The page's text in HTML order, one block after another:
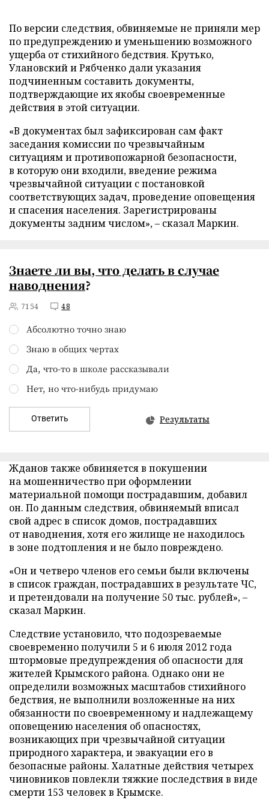
По версии следствия, обвиняемые не приняли мер
по предупреждению и уменьшению возможного
ущерба от стихийного бедствия. Крутько,
Улановский и Рябченко дали указания
подчиненным составить документы,
подтверждающие их якобы своевременные
действия в этой ситуации.
«В документах был зафиксирован сам факт
заседания комиссии по чрезвычайным
ситуациям и противопожарной безопасности,
в которую они входили, введение режима
чрезвычайной ситуации с постановкой
соответствующих задач, проведение оповещения
и спасения населения. Зарегистрированы
документы задним числом», – сказал Маркин.
Знаете ли вы, что делать в случае
наводнения?
7154 48
Абсолютно точно знаю
Знаю в общих чертах
Да, что-то в школе рассказывали
Нет, но что-нибудь придумаю
Ответить Результаты
Жданов также обвиняется в покушении
на мошенничество при оформлении
материальной помощи пострадавшим, добавил
он. По данным следствия, обвиняемый вписал
свой адрес в список домов, пострадавших
от наводнения, хотя его жилище не находилось
в зоне подтопления и не было повреждено.
«Он и четверо членов его семьи были включены
в список граждан, пострадавших в результате ЧС,
и претендовали на получение 50 тыс. рублей», –
сказал Маркин.
Следствие установило, что подозреваемые
своевременно получили 5 и 6 июля 2012 года
штормовые предупреждения об опасности для
жителей Крымского района. Однако они не
определили возможных масштабов стихийного
бедствия, не выполнили возложенные на них
обязанности по своевременному и надлежащему
оповещению населения об опасностях,
возникающих при чрезвычайной ситуации
природного характера, и эвакуации его в
безопасные районы. Халатные действия четырех
чиновников повлекли тяжкие последствия в виде
смерти 153 человек в Крымске.